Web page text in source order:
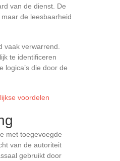
van de dienst. De
de leesbaarheid
vaak verwarrend.
te identificeren
logica’s die door de
voordelen
met toegevoegde
van de autoriteit
gebruikt door